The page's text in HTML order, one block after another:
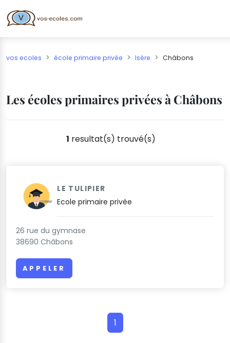
vos ecoles école primaire privée Isère Châbons
Les écoles primaires privées à Châbons
1 resultat(s) trouvé(s)
LE TULIPIER
Ecole primaire privée
26 rue du gymnase
38690 Châbons
APPELER
1